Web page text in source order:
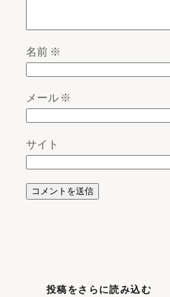
名前 ※
メール※
サイト
投稿をさらに読み込む